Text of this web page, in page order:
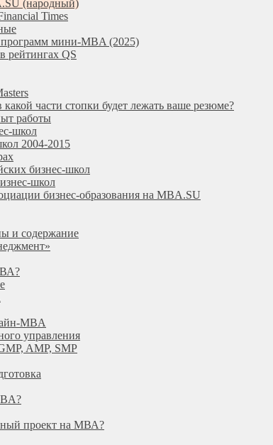
(народный)
Times
мини-MBA (2025)
рейтингах QS
части стопки будет лежать ваше резюме?
работы
школ
2004-2015
бизнес-школ
школ
бизнес-образования на MBA.SU
и содержание
MBA
управления
AMP, SMP
проект на МВА?